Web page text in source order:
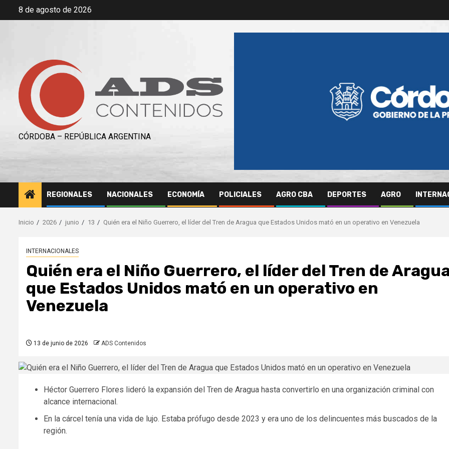
Saltar8 de agosto de 2026
CÓRDOBA – REPÚBLICA ARGENTINA
REGIONALES NACIONALES ECONOMÍA POLICIALES AGRO CBA DEPORTES AGRO
Inicio 2026 junio 13 Quién era el Niño Guerrero, el líder del Tren de Aragua que Estados Unidos mató en un operativo en Venezuela
INTERNACIONALES
Quién era el Niño Guerrero, el líder del Tren de
que Estados Unidos mató en un operativo en
Venezuela
13 de junio de 2026 ADS Contenidos
Héctor Guerrero Flores lideró la expansión del Tren de Aragua hasta convertirlo en una organización criminal con
alcance internacional.
En la cárcel tenía una vida de lujo. Estaba prófugo desde 2023 y era uno de los delincuentes más buscados de la
región.